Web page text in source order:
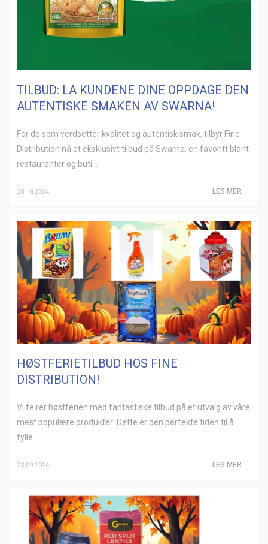
TILBUD: LA KUNDENE DINE OPPDAGE DEN
AUTENTISKE SMAKEN AV SWARNA!
For de som verdsetter kvalitet og autentisk smak, tilbyr Fine
Distribution nå et eksklusivt tilbud på Swarna, en favoritt blant
restauranter og buti...
28.10.2024 LES MER
HØSTFERIETILBUD HOS FINE
DISTRIBUTION!
Vi feirer høstferien med fantastiske tilbud på et utvalg av våre
mest populære produkter! Dette er den perfekte tiden til å
fylle...
23.09.2024 LES MER